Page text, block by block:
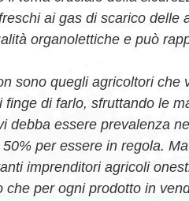
ai gas di scarico delle
organolettiche e può
sono quegli agricoltori
di farlo, sfruttando le
debba essere prevalenza
per essere in regola.
imprenditori agricoli
che per ogni prodotto in